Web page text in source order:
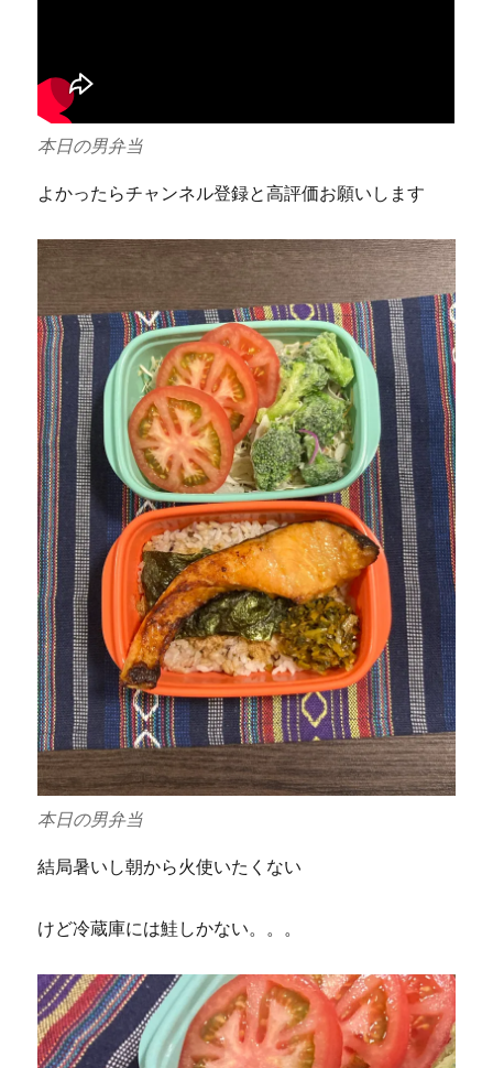
本日の男弁当
よかったらチャンネル登録と高評価お願いします
本日の男弁当
結局暑いし朝から火使いたくない
けど冷蔵庫には鮭しかない。。。